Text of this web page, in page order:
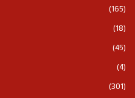
(165)
(18)
(45)
(4)
(301)